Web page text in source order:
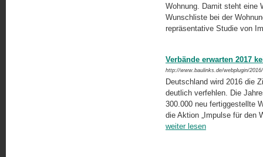
Wohnung. Damit steht eine
Wunschliste bei der
repräsentative Studie von
Verbände erwarten 2017
http://www.baulinks.de/webplugin/
Deutschland wird 2016 die
deutlich verfehlen. Die
300.000 neu fertiggestellte
die Aktion „Impulse für den
weiter lesen